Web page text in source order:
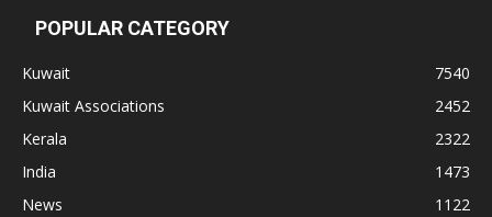
POPULAR CATEGORY
Kuwait
7540
Kuwait Associations
2452
Kerala
2322
India
1473
News
1122